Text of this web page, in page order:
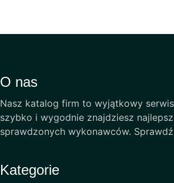
O nas
Nasz katalog firm to wyjątkowy
szybko i wygodnie znajdziesz
sprawdzonych wykonawców.
Kategorie